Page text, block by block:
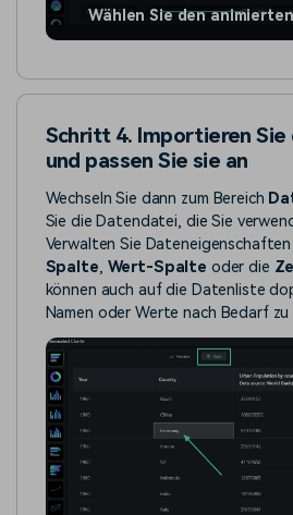
Wählen Sie den
Schritt 4. Importieren
und passen Sie sie an
Wechseln Sie dann zum Bereich
Sie die Datendatei, die Sie
Verwalten Sie
Spalte, Wert-Spalte oder die
können auch auf die Datenliste
Namen oder Werte nach Bedarf zu